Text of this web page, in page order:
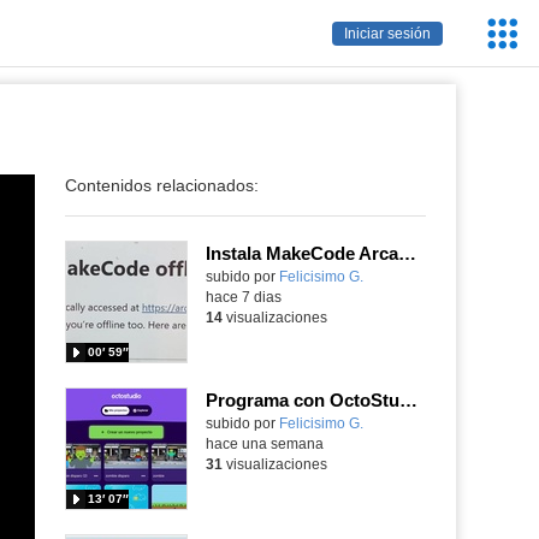
Iniciar sesión
Contenidos relacionados:
Instala MakeCode Arcade para trabajar offline en tu tablet, ordenador, Chromebook
Contenido educativo.
subido por Felicisimo G.
00′ 59″
hace 7 dias
14visualizaciones
Programa con OctoStudio, un juego de disparos contra Zombies con un cargador basado en el House of the dead
Contenido educativo.
subido por Felicisimo G.
13′ 07″
hace una semana
31 visualizaciones